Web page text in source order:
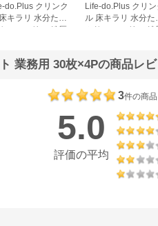
do.Plus クリンク
キラリ 水分たっ
フローリング 厚
Life-do.Plus クリン
ル 床キラリ 水分た
ぷり フローリング
業務用 30枚×4Pの商品レ
3件の商
5.0
評価の平均